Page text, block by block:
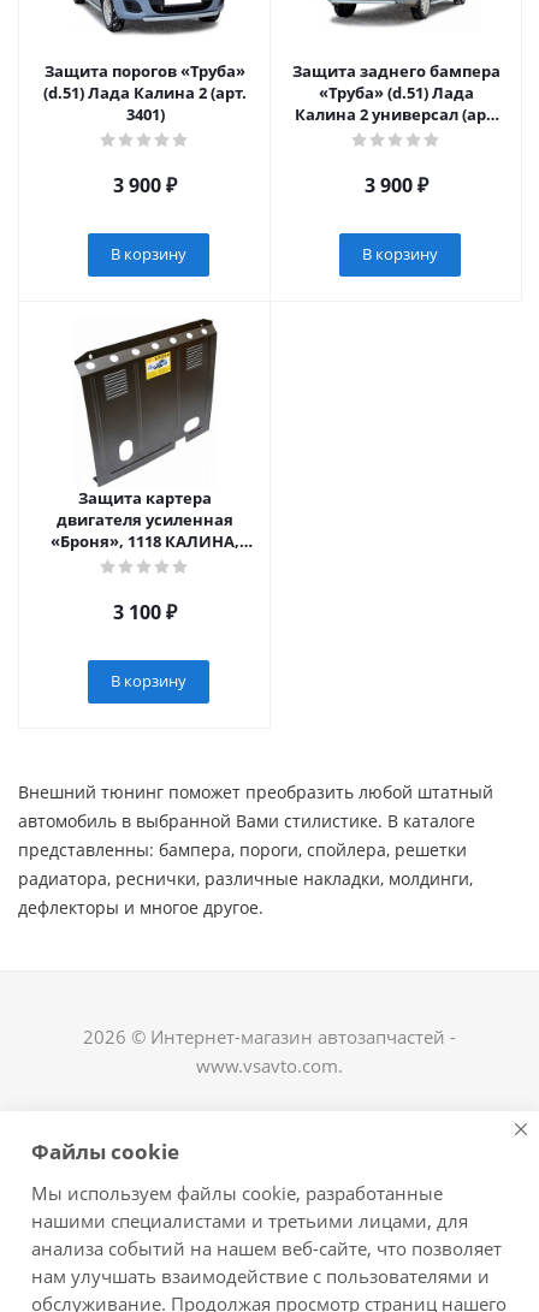
Защита порогов «Труба»
(d.51) Лада Калина 2 (арт.
3401)
3 900₽
В корзину
Защита заднего бампера
«Труба» (d.51) Лада
Калина 2 универсал (арт.
3402)
3 900₽
В корзину
Защита картера
двигателя усиленная
«Броня», 1118 КАЛИНА,
Dutsun mi-DO, Dutsun on-
3 100₽
В корзину
Внешний тюнинг поможет преобразить любой штатный
автомобиль в выбранной Вами стилистике. В каталоге
представленны: бампера, пороги, спойлера, решетки
радиатора, реснички, различные накладки, молдинги,
дефлекторы и многое другое. ​
2026 © Интернет-магазин автозапчастей -
www.vsavto.com.
+7 (8482) 622-122 avtovs@yandex.ru
г. Тольятти, ул. Офицерская 14, ГСК "Пламя", 4
этаж, офис 476
Файлы cookie
Мы используем файлы cookie, разработанные
нашими специалистами и третьими лицами, для
анализа событий на нашем веб-сайте, что позволяет
нам улучшать взаимодействие с пользователями и
обслуживание. Продолжая просмотр страниц нашего